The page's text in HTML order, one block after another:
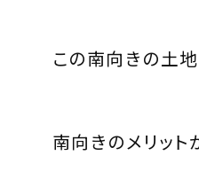
この南向きの土地
南向きのメリット